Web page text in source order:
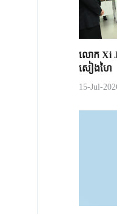
លោក Xi
សៀងហៃ
15-Jul-